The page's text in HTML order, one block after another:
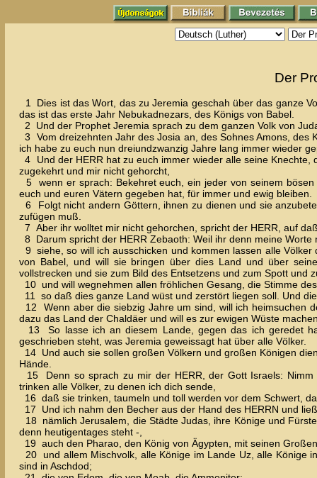
Der
1 Dies ist das Wort, das zu Jeremia geschah über das ganze
das ist das erste Jahr Nebukadnezars, des Königs von Babel.
2 Und der Prophet Jeremia sprach zu dem ganzen Volk von
3 Vom dreizehnten Jahr des Josia an, des Sohnes Amons, des
ich habe zu euch nun dreiundzwanzig Jahre lang immer wieder
4 Und der HERR hat zu euch immer wieder alle seine
zugekehrt und mir nicht gehorcht,
5 wenn er sprach: Bekehret euch, ein jeder von seinem
euch und euren Vätern gegeben hat, für immer und ewig bleiben.
6 Folgt nicht andern Göttern, ihnen zu dienen und sie
zufügen muß.
7 Aber ihr wolltet mir nicht gehorchen, spricht der HERR, auf
8 Darum spricht der HERR Zebaoth: Weil ihr denn meine Worte
9 siehe, so will ich ausschicken und kommen lassen alle
von Babel, und will sie bringen über dies Land und über
vollstrecken und sie zum Bild des Entsetzens und zum Spott und
10 und will wegnehmen allen fröhlichen Gesang, die Stimme
11 so daß dies ganze Land wüst und zerstört liegen soll. Und
12 Wenn aber die siebzig Jahre um sind, will ich heimsuchen
dazu das Land der Chaldäer und will es zur ewigen Wüste
13 So lasse ich an diesem Lande, gegen das ich geredet
geschrieben steht, was Jeremia geweissagt hat über alle Völker.
14 Und auch sie sollen großen Völkern und großen Königen
Hände.
15 Denn so sprach zu mir der HERR, der Gott Israels:
trinken alle Völker, zu denen ich dich sende,
16 daß sie trinken, taumeln und toll werden vor dem Schwert,
17 Und ich nahm den Becher aus der Hand des HERRN und
18 nämlich Jerusalem, die Städte Judas, ihre Könige und
denn heutigentages steht -,
19 auch den Pharao, den König von Ägypten, mit seinen
20 und allem Mischvolk, alle Könige im Lande Uz, alle Könige
sind in Aschdod;